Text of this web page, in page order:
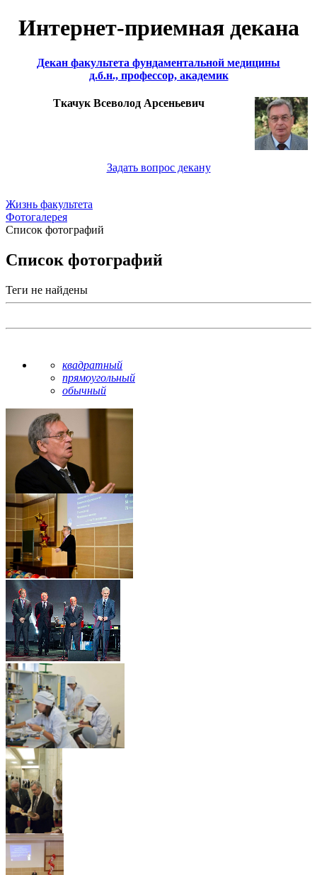
Интернет-приемная декана
Декан факультета фундаментальной медицины
д.б.н., профессор, академик
Ткачук Всеволод Арсеньевич
Задать вопрос декану
Жизнь факультета
Фотогалерея
Список фотографий
Список фотографий
Теги не найдены
квадратный
прямоугольный
обычный